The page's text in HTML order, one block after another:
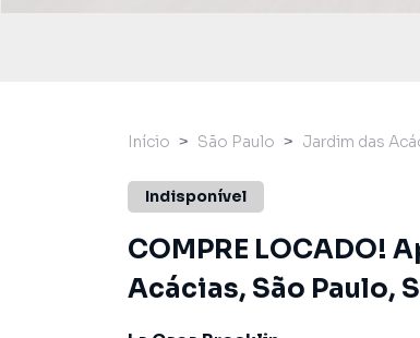
Início São Paulo Jardim das
Indisponível
COMPRE LOCADO!
Acácias, São Paulo,